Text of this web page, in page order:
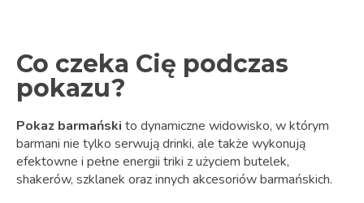
Co czeka Cię podczas
pokazu?
Pokaz barmański to dynamiczne widowisko, w którym
barmani nie tylko serwują drinki, ale także wykonują
efektowne i pełne energii triki z użyciem butelek,
shakerów, szklanek oraz innych akcesoriów barmańskich.